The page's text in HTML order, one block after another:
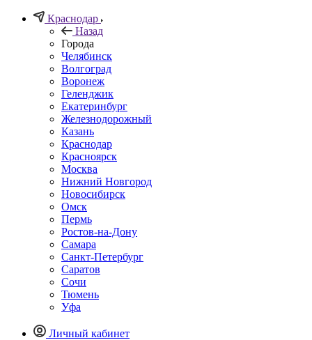
Краснодар
Назад
Города
Челябинск
Волгоград
Воронеж
Геленджик
Екатеринбург
Железнодорожный
Казань
Краснодар
Красноярск
Москва
Нижний Новгород
Новосибирск
Омск
Пермь
Ростов-на-Дону
Самара
Санкт-Петербург
Саратов
Сочи
Тюмень
Уфа
Личный кабинет